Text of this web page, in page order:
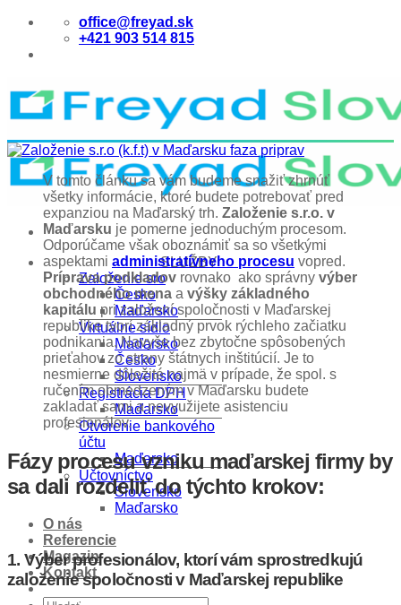
Skip
content
office@freyad.sk
+421 903 514 815
SLUŽBY
Založenie sro
Česko
Maďarsko
Virtuálne sídlo
Maďarsko
Česko
Slovensko
Registrácia DPH
Maďarsko
Otvorenie bankového
účtu
Maďarsko
Účtovníctvo
Slovensko
Maďarsko
O nás
Referencie
Magazin
Kontakt
V tomto článku sa vám budeme snažiť zhrnúť
všetky informácie, ktoré budete potrebovať pred
expanziou na Maďarský trh. Založenie s.r.o. v
Maďarsku je pomerne jednoduchým procesom.
Odporúčame však oboznámiť sa so všetkými
aspektami administratívneho procesu vopred.
Príprava podkladov rovnako ako správny výber
obchodného mena a výšky základného
kapitálu pri založení spoločnosti v Maďarskej
republike tvorí základný prvok rýchleho začiatku
podnikania. Navyše bez zbytočne spôsobených
prieťahov zo strany štátnych inštitúcií. Je to
nesmierne dôležité najmä v prípade, že spol. s
ručením obmedzeným v Maďarsku budete
zakladať sami a nevyužijete asistenciu
profesionálov.
Fázy procesu vzniku maďarskej firmy by
sa dali rozdeliť do týchto krokov:
1. Výber profesionálov, ktorí vám sprostredkujú
založenie spoločnosti v Maďarskej republike